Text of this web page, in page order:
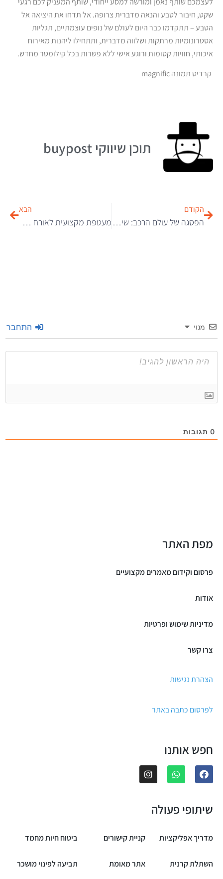
שקט, חיבור לטבע והנאה מדברית צרופה. אל תדחו את היציאה אל
הטבע – תתקדמו כבר היום לעולם של נופים עוצמתיים, תגליות
אסטרונומיות מרתקות ושלווה מדברית, ותתחילו ליהנות מאירוח
איכותי, חוויות קסומות ורוגע אישי ללא פשרות בכל קילומטר מחדש.
קרדיט תמונה magnific
תוכן שיווקי buypost
הקודם
הפסגה של עולם הרכב: שילוב מושלם בין יוקרה אצילית ליכולות שטח אגדיות
הבא
מעטפת מקצועית לאורח חיים אקטיבי: איך לבחור את הציוד שיגרום לכם להתמיד?
מנוי התחבר
0תגובות
מפת האתר
פרסום וקידום מאמרים מקצועיים
אודות
מדיניות שימוש ופרטיות
צרו קשר
הצהרת נגישות
לפרסום כתבה באתר
חפש אותנו
שיתופי פעולה
מדריך אפליקציות קניית קישורים ביטוח חיות מחמד
השתלת קרנית אתר מאומת תביעה לפינוי מושכר